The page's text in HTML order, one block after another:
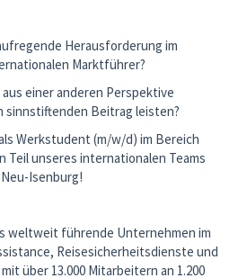
Herausforderung im
Marktführer?
einer anderen Perspektive
sinnstiftenden Beitrag leisten?
Werkstudent (m/w/d) im Bereich
Teil unseres internationalen Teams
Isenburg!
weltweit führende Unternehmen im
Reisesicherheitsdienste und
über 13.000 Mitarbeitern an 1.200